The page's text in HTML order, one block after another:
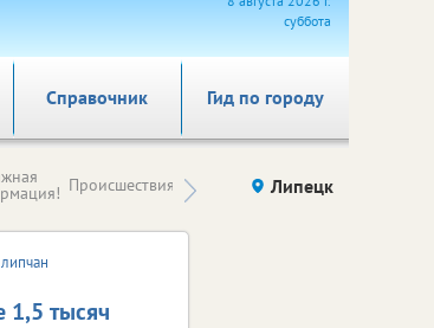
суббота
Справочник Гид по городу
Происшествия Здоровье компаний (на
правах
Липецк
1,5 тысяч